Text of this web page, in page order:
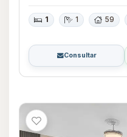
1 1 59
Consultar